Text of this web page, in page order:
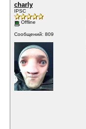
charly
IPSC
Offline
Сообщений: 809